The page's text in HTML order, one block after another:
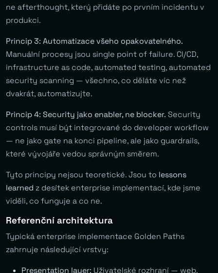
ne afterthought, který přidáte po prvním incidentu v
produkci.
Princip 3: Automatizace všeho opakovatelného.
Manuální procesy jsou single point of failure. CI/CD,
infrastructure as code, automated testing, automated
security scanning — všechno, co děláte víc než
dvakrát, automatizujte.
Princip 4: Security jako enabler, ne blocker. Security
controls musí být integrované do developer workflow
— ne jako gate na konci pipeline, ale jako guardrails,
které vývojáře vedou správným směrem.
Tyto principy nejsou teoretické. Jsou to lessons
learned z desítek enterprise implementací, kde jsme
viděli, co funguje a co ne.
Referenční architektura
Typická enterprise implementace Golden Paths
zahrnuje následující vrstvy:
Presentation layer: Uživatelské rozhraní — web,